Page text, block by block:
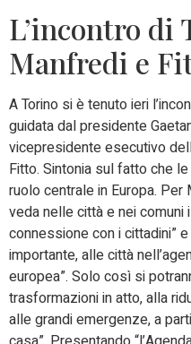
L’incontro di
Manfredi e
A Torino si è tenuto ieri
guidata dal presidente
vicepresidente esecutivo
Fitto. Sintonia sul fatto che
ruolo centrale in Europa. Per
veda nelle città e nei
connessione con i cittadini”
importante, alle città
europea”. Solo così si
trasformazioni in atto, alla
alle grandi emergenze, a